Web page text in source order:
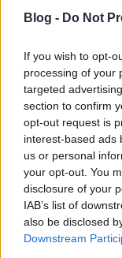
Blog - Do Not
If you wish to opt-
processing of your
targeted
section to confirm
opt-out request is
interest-based ads
us or personal
your opt-out. You
disclosure of your
IAB’s list of
also be disclosed
Downstream
Rob Zombie